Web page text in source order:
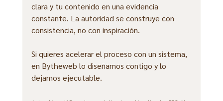
clara y tu contenido en una evidencia
constante. La autoridad se construye con
consistencia, no con inspiración.
Si quieres acelerar el proceso con un sistema,
en Bytheweb lo diseñamos contigo y lo
dejamos ejecutable.